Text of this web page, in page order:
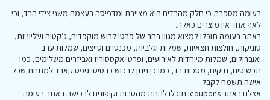
רעומה מספרת כי חלק מהבדים היא מציירת ומדפיסה בעצמה משני צידי הבד, וכי
לאף אחד אין מוצרים כאלה.
באתר רעומה תוכלו למצוא מגוון רחב של פרטי לבוש מוקפדים, ג’קטים ועליוניות,
טוניקות, חולצות חצאיות, שמלות וגלביות, מכנסיים וטייצים, שמלות ערב
ואוברולים, שמלות מיוחדות לאירועים, ופרטי אקססוריז ואביזרים משלימים, כמו
תכשיטים, תיקים, מסכות בד, כמו כן ניתן לרכוש כרטיסי גיפט קארד למתנות שכל
אישה תשמח לקבל.
אצלנו באתר Icoupons תוכלו להנות מהטבות וקופונים לרכישה באתר רעומה